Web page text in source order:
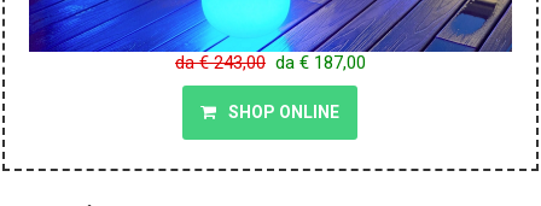
da € 243,00 da € 187,00
SHOP ONLINE